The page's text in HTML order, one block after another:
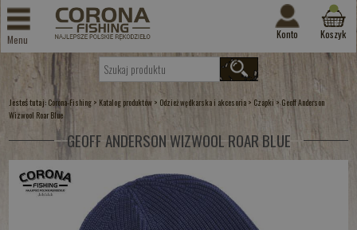
Menu Konto Koszyk
Jesteś tutaj: Corona-Fishing > Katalog produktów > Odzież wędkarska i akcesoria > Czapki >Geoff Anderson
Wizwool Roar Blue
GEOFF ANDERSON WIZWOOL ROAR BLUE